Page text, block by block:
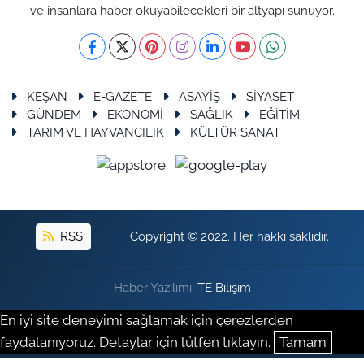
ve insanlara haber okuyabilecekleri bir altyapı sunuyor.
KEŞAN E-GAZETE ASAYİŞ
SİYASET
GÜNDEM
EKONOMİ SAĞLIK
EĞİTİM
TARIM VE HAYVANCILIK
KÜLTÜR SANAT
RSS Copyright © 2022. Her hakkı saklıdır.
Haber Yazılımı: TE Bilişim
En iyi site deneyimi sağlamak için çerezlerden
faydalanıyoruz. Detaylar için lütfen tıklayın. Tamam